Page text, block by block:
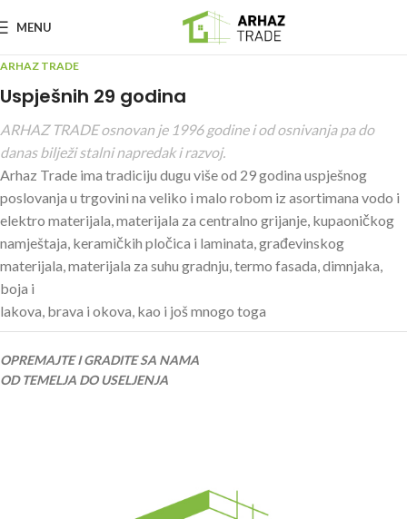
MENU
ARHAZ TRADE
Uspješnih 29 godina
ARHAZ TRADE osnovan je 1996 godine i od osnivanja pa do
danas bilježi stalni napredak i razvoj.
Arhaz Trade ima tradiciju dugu više od 29 godina uspješnog
poslovanja u trgovini na veliko i malo robom iz asortimana vodo i
elektro materijala, materijala za centralno grijanje, kupaoničkog
namještaja, keramičkih pločica i laminata, građevinskog
materijala, materijala za suhu gradnju, termo fasada, dimnjaka,
boja i
lakova, brava i okova, kao i još mnogo toga
OPREMAJTE I GRADITE SA NAMA
OD TEMELJA DO USELJENJA